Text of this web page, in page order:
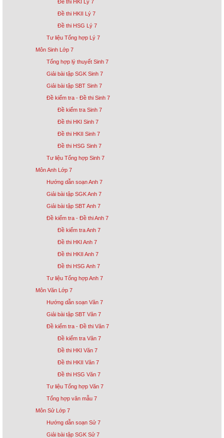
Đề thi HKI Lý 7
Đề thi HKII Lý 7
Đề thi HSG Lý 7
Tư liệu Tổng hợp Lý 7
Môn Sinh Lớp 7
Tổng hợp lý thuyết Sinh 7
Giải bài tập SGK Sinh 7
Giải bài tập SBT Sinh 7
Đề kiểm tra - Đề thi Sinh 7
Đề kiểm tra Sinh 7
Đề thi HKI Sinh 7
Đề thi HKII Sinh 7
Đề thi HSG Sinh 7
Tư liệu Tổng hợp Sinh 7
Môn Anh Lớp 7
Hướng dẫn soạn Anh 7
Giải bài tập SGK Anh 7
Giải bài tập SBT Anh 7
Đề kiểm tra - Đề thi Anh 7
Đề kiểm tra Anh 7
Đề thi HKI Anh 7
Đề thi HKII Anh 7
Đề thi HSG Anh 7
Tư liệu Tổng hợp Anh 7
Môn Văn Lớp 7
Hướng dẫn soạn Văn 7
Giải bài tập SBT Văn 7
Đề kiểm tra - Đề thi Văn 7
Đề kiểm tra Văn 7
Đề thi HKI Văn 7
Đề thi HKII Văn 7
Đề thi HSG Văn 7
Tư liệu Tổng hợp Văn 7
Tổng hợp văn mẫu 7
Môn Sử Lớp 7
Hướng dẫn soạn Sử 7
Giải bài tập SGK Sử 7